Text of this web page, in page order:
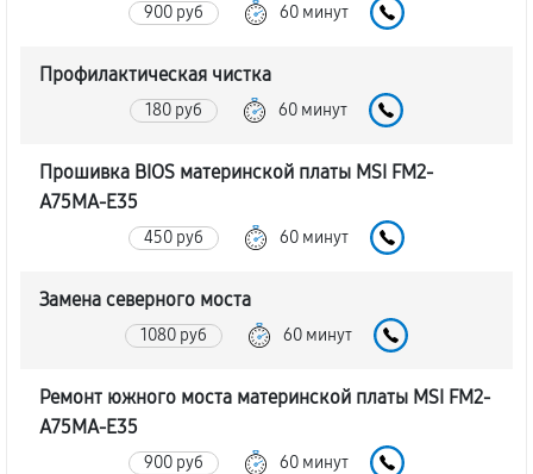
900 руб 60 минут
Профилактическая чистка
180 руб 60 минут
Прошивка BIOS материнской платы MSI FM2-
A75MA-E35
450 руб 60 минут
Замена северного моста
1080 руб 60 минут
Ремонт южного моста материнской платы MSI FM2-
A75MA-E35
900 руб 60 минут